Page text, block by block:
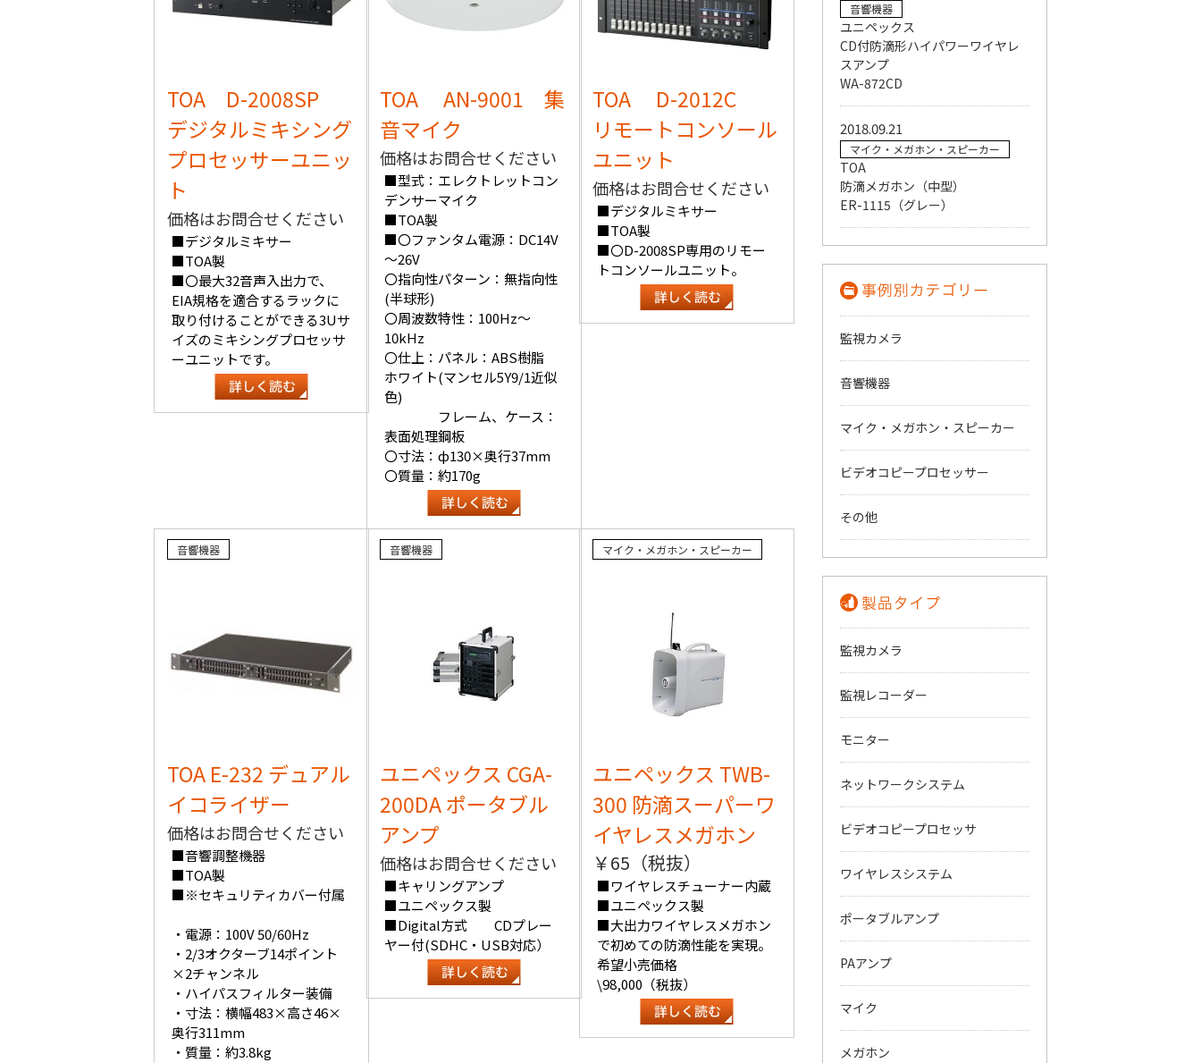
TOA D-2008SP
デジタルミキシング
プロセッサーユニッ
ト
価格はお問合せください
■デジタルミキサー
■TOA製
■〇最大32音声入出力で、
EIA規格を適合するラックに
取り付けることができる3Uサ
イズのミキシングプロセッサ
ーユニットです。
TOA AN-9001 集
音マイク
価格はお問合せください
■型式：エレクトレットコン
デンサーマイク
■TOA製
■〇ファンタム電源：DC14V
～26V
〇指向性パターン：無指向性
(半球形)
〇周波数特性：100Hz～
10kHz
〇仕上：パネル：ABS樹脂
ホワイト(マンセル5Y9/1近似
色)
フレーム、ケース：
表面処理鋼板
〇寸法：ф130×奥行37mm
〇質量：約170g
TOA D-2012C
リモートコンソール
ユニット
価格はお問合せください
■デジタルミキサー
■TOA製
■〇D-2008SP専用のリモー
トコンソールユニット。
音響機器
TOA E-232 デュアル
イコライザー
価格はお問合せください
■音響調整機器
■TOA製
■※セキュリティカバー付属
・電源：100V 50/60Hz
・2/3オクターブ14ポイント
×2チャンネル
・ハイパスフィルター装備
・寸法：横幅483×高さ46×
奥行311mm
・質量：約3.8kg
音響機器
ユニペックス CGA-
200DA ポータブル
アンプ
価格はお問合せください
■キャリングアンプ
■ユニペックス製
■Digital方式 CDプレー
ヤー付(SDHC・USB対応）
マイク・メガホン・スピーカー
ユニペックス TWB-
300 防滴スーパーワ
イヤレスメガホン
￥65（税抜）
■ワイヤレスチューナー内蔵
■ユニペックス製
■大出力ワイヤレスメガホン
で初めての防滴性能を実現。
希望小売価格
\98,000（税抜）
音響機器
ユニペックス
CD付防滴形ハイパワーワイヤレ
スアンプ
WA-872CD
2018.09.21
マイク・メガホン・スピーカー
TOA
防滴メガホン（中型）
ER-1115（グレー）
監視カメラ
音響機器
マイク・メガホン・スピーカー
ビデオコピープロセッサー
その他
監視カメラ
監視レコーダー
モニター
ネットワークシステム
ビデオコピープロセッサ
ワイヤレスシステム
ポータブルアンプ
PAアンプ
マイク
メガホン